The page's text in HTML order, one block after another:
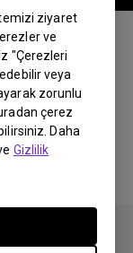
ziyaret
ve
"Çerezleri
veya
zorunlu
çerez
Daha
Gizlilik
mu?